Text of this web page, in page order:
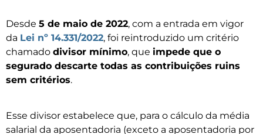
Desde 5 de maio de 2022, com a entrada em vigor
da Lei nº 14.331/2022, foi reintroduzido um critério
chamado divisor mínimo, que impede que o
segurado descarte todas as contribuições ruins
sem critérios.
Esse divisor estabelece que, para o cálculo da média
salarial da aposentadoria (exceto a aposentadoria por